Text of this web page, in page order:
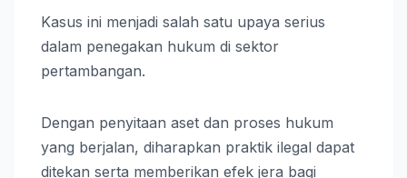
Kasus ini menjadi salah satu upaya serius
dalam penegakan hukum di sektor
pertambangan.
Dengan penyitaan aset dan proses hukum
yang berjalan, diharapkan praktik ilegal dapat
ditekan serta memberikan efek jera bagi